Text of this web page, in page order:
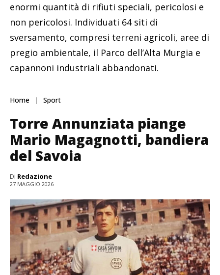
enormi quantità di rifiuti speciali, pericolosi e
non pericolosi. Individuati 64 siti di
sversamento, compresi terreni agricoli, aree di
pregio ambientale, il Parco dell’Alta Murgia e
capannoni industriali abbandonati.
Home Sport
Torre Annunziata piange
Mario Magagnotti, bandiera
del Savoia
Di Redazione
27 MAGGIO 2026